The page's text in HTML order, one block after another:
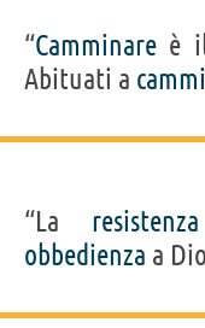
“Camminare è
Abituati a
“La resistenza
obbedienza a